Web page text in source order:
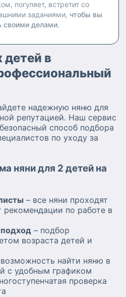
погуляет, встретит со
заданиями, чтобы вы
своими делами.
детей в
надежную няню для
репутацией. Наш сервис
способ подбора
по уходу за
няни для 2 детей на
– все няни проходят
по работе в
– подбор
возраста детей и
найти няню в
с удобным графиком
проверка